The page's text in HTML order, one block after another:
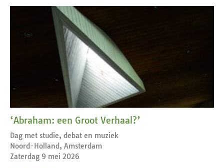
‘Abraham: een Groot Verhaal?’
Dag met studie, debat en muziek
Noord-Holland, Amsterdam
Zaterdag 9 mei 2026